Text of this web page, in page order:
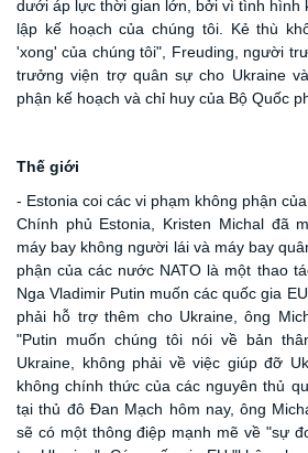
dưới áp lực thời gian lớn, bởi vì tình hình
lập kế hoạch của chúng tôi. Kẻ thù
'xong' của chúng tôi", Freuding, người
trưởng viện trợ quân sự cho Ukraine
phận kế hoạch và chỉ huy của Bộ Quốc
Thế giới
- Estonia coi các vi phạm không phận
Chính phủ Estonia, Kristen Michal đã
máy bay không người lái và máy bay
phận của các nước NATO là một thao
Nga Vladimir Putin muốn các quốc gia
phải hỗ trợ thêm cho Ukraine, ông
"Putin muốn chúng tôi nói về bản
Ukraine, không phải về việc giúp đỡ
không chính thức của các nguyên thủ
tại thủ đô Đan Mạch hôm nay, ông
sẽ có một thông điệp mạnh mẽ về "sự